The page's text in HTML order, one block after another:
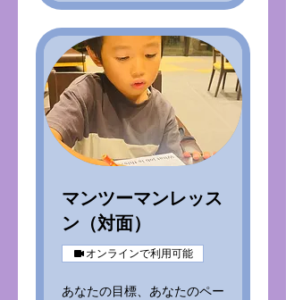
マンツーマンレッス
ン（対面）
オンラインで利用可能
あなたの目標、あなたのペー